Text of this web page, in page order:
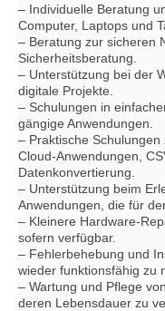
– Individuelle Beratung
Computer, Laptops und
– Beratung zur sicheren
Sicherheitsberatung.
– Unterstützung bei der
digitale Projekte.
– Schulungen in
gängige Anwendungen.
– Praktische
Cloud-Anwendungen,
Datenkonvertierung.
– Unterstützung beim
Anwendungen, die für
– Kleinere Hardware-
sofern verfügbar.
– Fehlerbehebung und
wieder funktionsfähig zu
– Wartung und Pflege
deren Lebensdauer zu